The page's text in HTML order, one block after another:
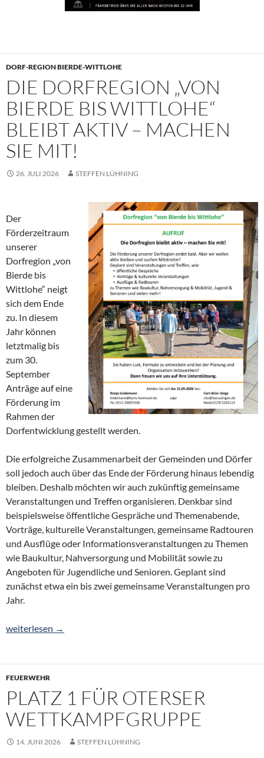
DORF-REGION BIERDE-WITTLOHE
DIE DORFREGION „VON
BIERDE BIS WITTLOHE“
BLEIBT AKTIV – MACHEN
SIE MIT!
26. JULI 2026 STEFFEN LÜHNING
Der
Förderzeitraum
unserer
Dorfregion „von
Bierde bis
Wittlohe“ neigt
sich dem Ende
zu. In diesem
Jahr können
letztmalig bis
zum 30.
September
Anträge auf eine
Förderung im
Rahmen der
Dorfentwicklung gestellt werden.
Die erfolgreiche Zusammenarbeit der Gemeinden und Dörfer
soll jedoch auch über das Ende der Förderung hinaus lebendig
bleiben. Deshalb möchten wir auch zukünftig gemeinsame
Veranstaltungen und Treffen organisieren. Denkbar sind
beispielsweise öffentliche Gespräche und Themenabende,
Vorträge, kulturelle Veranstaltungen, gemeinsame Radtouren
und Ausflüge oder Informationsveranstaltungen zu Themen
wie Baukultur, Nahversorgung und Mobilität sowie zu
Angeboten für Jugendliche und Senioren. Geplant sind
zunächst etwa ein bis zwei gemeinsame Veranstaltungen pro
Jahr.
Die Dorfregion „von Bierde bis Wittlohe“ bleibt aktiv – machen
weiterlesen →
FEUERWEHR
PLATZ 1 FÜR OTERSER
WETTKAMPFGRUPPE
14. JUNI 2026 STEFFEN LÜHNING